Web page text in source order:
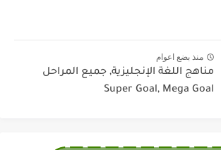
منذ بضع اعوام
مناهج اللغة الإنجليزية, جميع المراحل
Super Goal, Mega Goal